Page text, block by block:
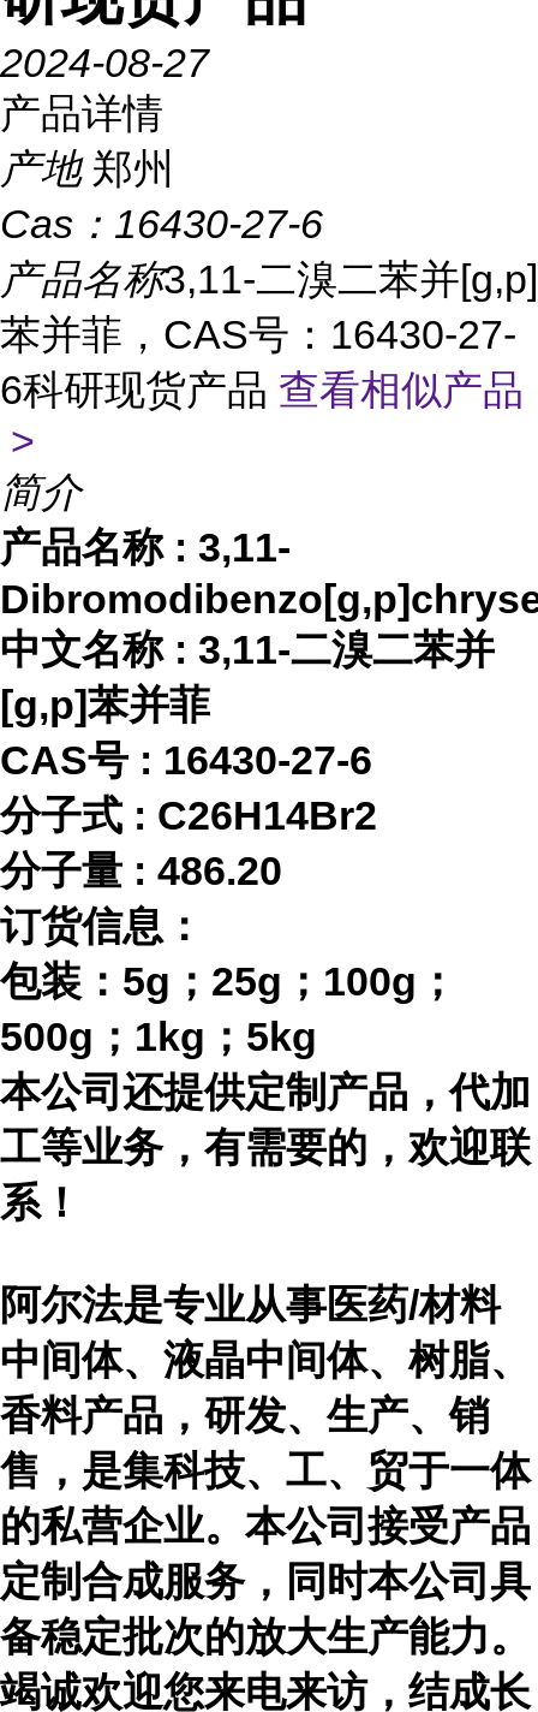
2024-08-27
产品详情
产地 郑州
Cas： 16430-27-6
产品名称3,11-二溴二苯并[g,p]
苯并菲，CAS号：16430-27-
6科研现货产品 查看相似产品
>
简介
产品名称 : 3,11-
中文名称 : 3,11-二溴二苯并
[g,p]苯并菲
CAS号 : 16430-27-6
分子式 : C26H14Br2
分子量 : 486.20
订货信息：
包装： 5g；25g；100g；
500g；1kg；5kg
本公司还提供定制产品，代加
工等业务，有需要的，欢迎联
系！
阿尔法是专业从事医药/材料
中间体、液晶中间体、树脂、
香料产品，研发、生产、销
售，是集科技、工、贸于一体
的私营企业。本公司接受产品
定制合成服务，同时本公司具
备稳定批次的放大生产能力。
竭诚欢迎您来电来访，结成长